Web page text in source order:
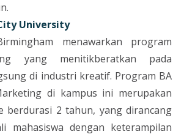
University
menawarkan program
yang menitikberatkan pada
di industri kreatif. Program BA
di kampus ini merupakan
berdurasi 2 tahun, yang dirancang
mahasiswa dengan keterampilan